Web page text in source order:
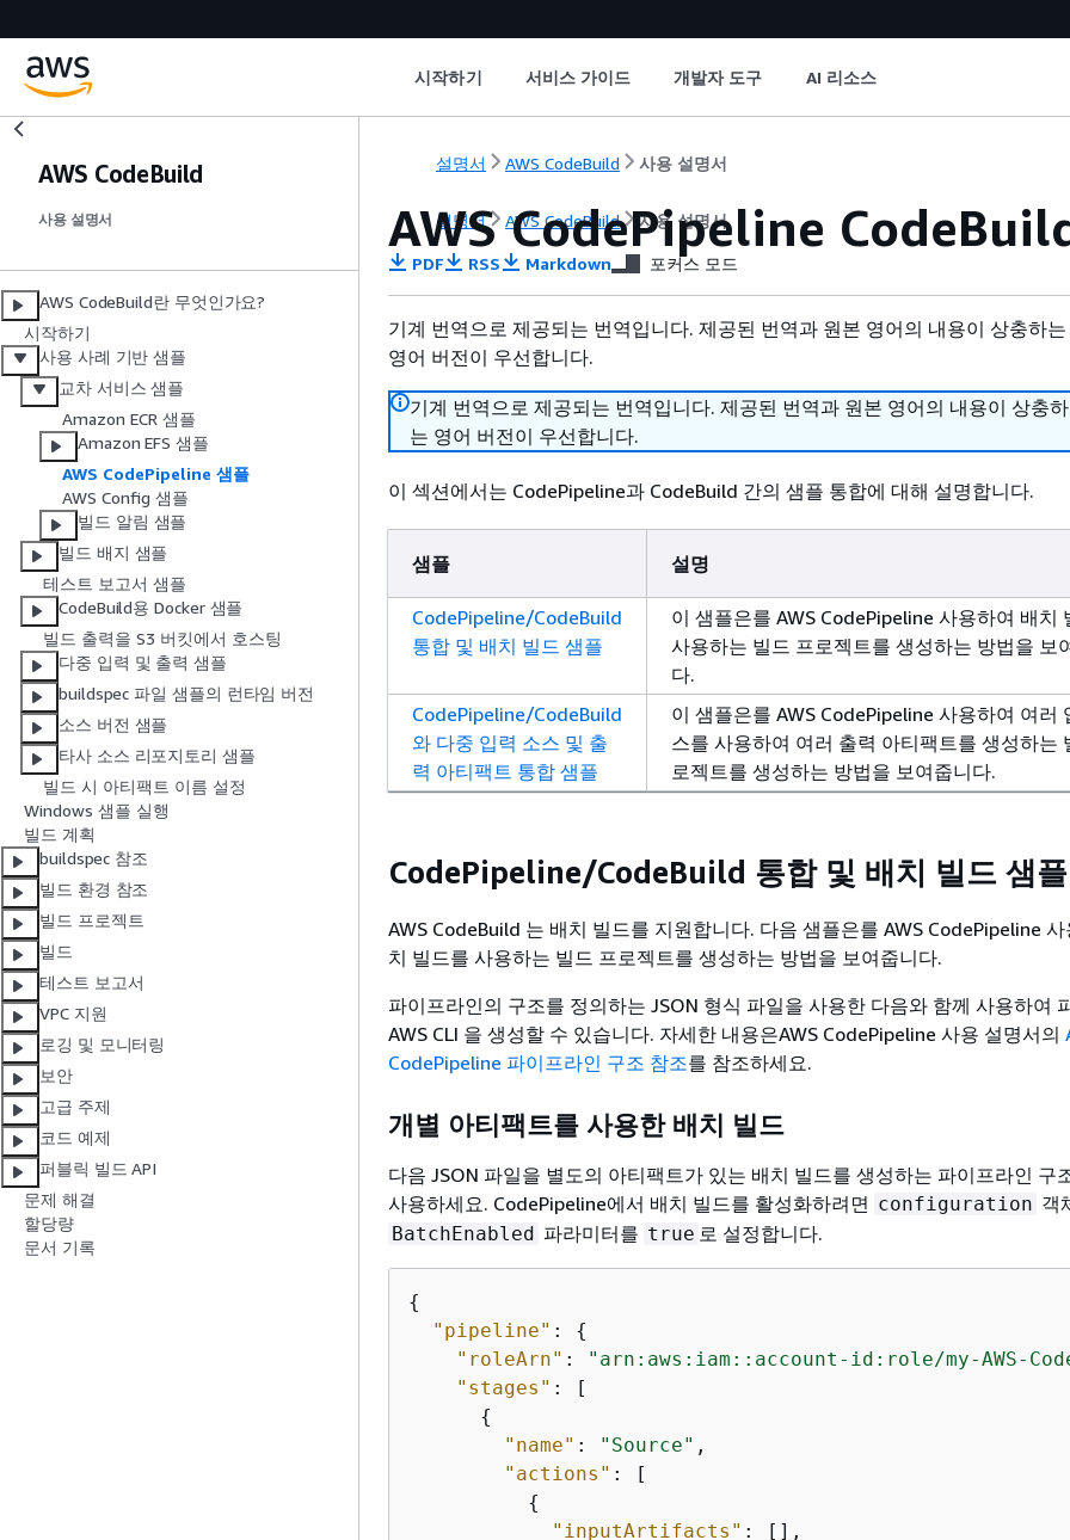
시작하기 서비스 가이드 개발자 도구 AI 리소스
AWS CodeBuild
사용 설명서
AWS CodeBuild란 무엇인가요?
시작하기
사용 사례 기반 샘플
교차 서비스 샘플
Amazon ECR 샘플
Amazon EFS 샘플
AWS CodePipeline 샘플
AWS Config 샘플
빌드 알림 샘플
빌드 배지 샘플
테스트 보고서 샘플
CodeBuild용 Docker 샘플
빌드 출력을 S3 버킷에서 호스팅
다중 입력 및 출력 샘플
buildspec 파일 샘플의 런타임 버전
소스 버전 샘플
타사 소스 리포지토리 샘플
빌드 시 아티팩트 이름 설정
Windows 샘플 실행
빌드 계획
buildspec 참조
빌드 환경 참조
빌드 프로젝트
빌드
테스트 보고서
VPC 지원
로깅 및 모니터링
보안
고급 주제
코드 예제
퍼블릭 빌드 API
문제 해결
할당량
문서 기록
설명서 AWS CodeBuild 사용 설명서
설명서 AWS CodeBuild 사용 설명서
AWS CodePipeline
PDF RSS Markdown 포커스 모드
기계 번역으로 제공되는 번역입니다. 제공된 번역과 원본 영어의 내용이 상충하
영어 버전이 우선합니다.
기계 번역으로 제공되는 번역입니다. 제공된 번역과 원본 영어의 내용이 상충
는 영어 버전이 우선합니다.
이 섹션에서는 CodePipeline과 CodeBuild 간의 샘플 통합에 대해 설명합니다.
샘플 설명
CodePipeline/CodeBuild
통합 및 배치 빌드 샘플
이 샘플은를 AWS CodePipeline 사용하여 배치
사용하는 빌드 프로젝트를 생성하는 방법을 보
다.
CodePipeline/CodeBuild
와 다중 입력 소스 및 출
력 아티팩트 통합 샘플
이 샘플은를 AWS CodePipeline 사용하여 여러
스를 사용하여 여러 출력 아티팩트를 생성하는
로젝트를 생성하는 방법을 보여줍니다.
CodePipeline/CodeBuild 통합 및 배치 빌드 샘플
AWS CodeBuild 는 배치 빌드를 지원합니다. 다음 샘플은를 AWS CodePipeline
치 빌드를 사용하는 빌드 프로젝트를 생성하는 방법을 보여줍니다.
파이프라인의 구조를 정의하는 JSON 형식 파일을 사용한 다음와 함께 사용하여
AWS CLI 을 생성할 수 있습니다. 자세한 내용은AWS CodePipeline 사용 설명서의
CodePipeline 파이프라인 구조 참조를 참조하세요.
개별 아티팩트를 사용한 배치 빌드
다음 JSON 파일을 별도의 아티팩트가 있는 배치 빌드를 생성하는 파이프라인 구
사용하세요. CodePipeline에서 배치 빌드를 활성화하려면 configuration 객
BatchEnabled 파라미터를 true 로 설정합니다.
{
"pipeline" : {
"roleArn" :
"arn:aws:iam::account-id:role/my-AWS-
"stages" : [
{
"name" : "Source" ,
"actions" : [
{
"inputArtifacts" : [],